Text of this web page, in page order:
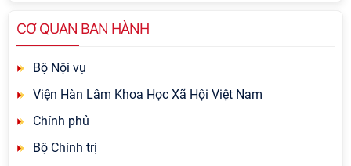
CƠ QUAN BAN HÀNH
Bộ Nội vụ
Viện Hàn Lâm Khoa Học Xã Hội Việt Nam
Chính phủ
Bộ Chính trị